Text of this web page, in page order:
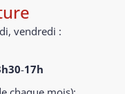
vendredi :
-17h